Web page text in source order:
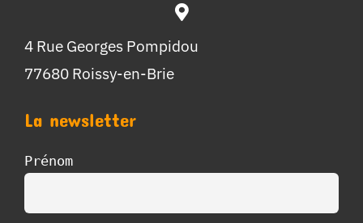
4 Rue Georges Pompidou
77680 Roissy-en-Brie
La newsletter
Prénom